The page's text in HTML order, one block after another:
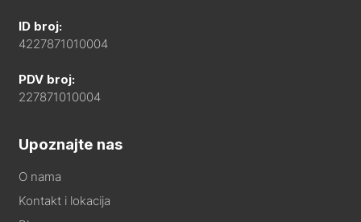
ID broj:
4227871010004
PDV broj:
227871010004
Upoznajte nas
O nama
Kontakt i lokacija